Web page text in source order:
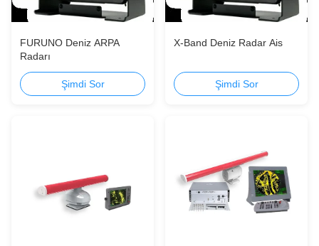
FURUNO Deniz ARPA
Radarı
Şimdi Sor
X-Band Deniz Radar Ais
Şimdi Sor